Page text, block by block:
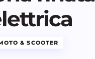
& SCOOTER